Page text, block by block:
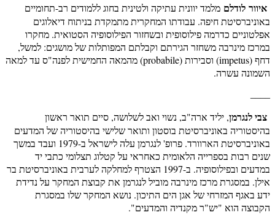
איוור לודלם מלמד יוונית עתיקה ולטינית בחוג ללמודים רב-תחומיים
באוניברסיטת חיפה. עבודתו המחקרית מתמקדת בניתוח דיאלוגים
אפלטוניים כדרמה פילוסופית ובשחזור הפילוסופיה הסטואית. מחקרו
במרכז מינרבה משחזר הגירתם וקבלתם המפותלות של מושגים: למשל,
דחף (impetus) וסבירות (probabile) מהמאה החמישית לפנה"ס עד למאה
השמונה עשרה.
צבי לנגרמן, יליד ארה"ב, נשוי ואב לשלושה, סיים תואר ראשון
בהיסטוריה באוניברסיטת בוסטון ותואר שלישי בהיסטוריה של המדעים
באוניברסיטת הארוורד. פרופ' לנגרמן עלה לישראל ב-1979 ועבד במשך
שנים רבות בספרייה הלאומית כאחראי על קטלוג תצלומי כתבי יד
במדעים ובפילוסופיה. ב-1997 הצטרף למחלקה לערבית באוניברסיטת בר
אילן. במסגרת מרכז מינרבה מוביל לנגרמן את קבוצת המחקר על נדידת
ידע באגף המזרחי של אגן הים התיכון. נושא המחקר שלו במסגרת
הקבוצה הוא "יש"ר מקנדיה והמדעים".